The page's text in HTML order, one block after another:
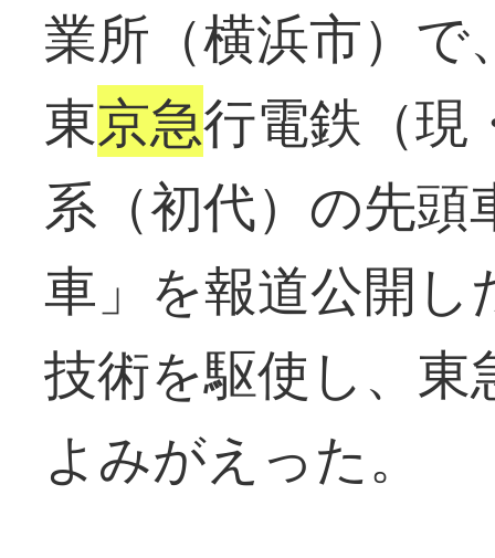
業所（横浜市）
東京急行電鉄（現
系（初代）の先
車」を報道公開し
技術を駆使し、
よみがえった。